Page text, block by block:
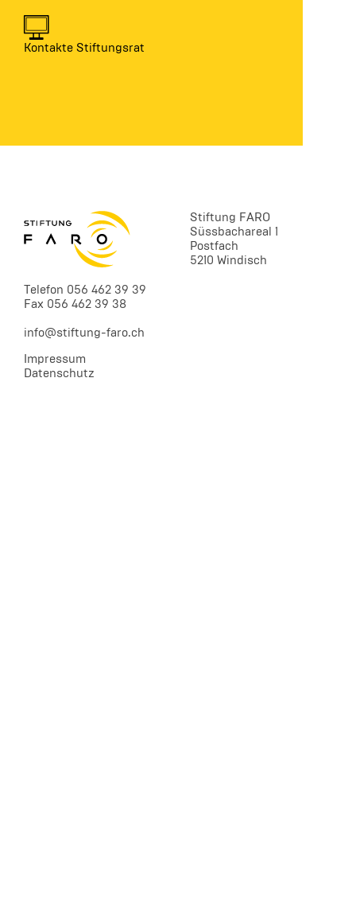
Kontakte Stiftungsrat
Stiftung FARO
Süssbachareal 1
Postfach
5210 Windisch
Telefon 056 462 39 39
Fax 056 462 39 38
info@stiftung-faro.ch
Impressum
Datenschutz